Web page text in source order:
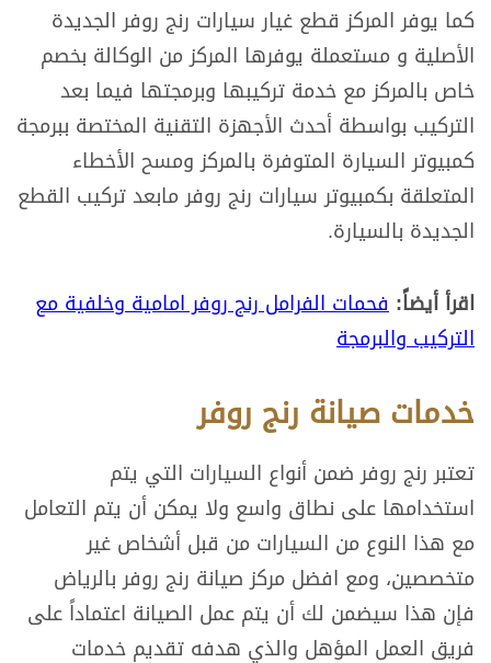
كما يوفر المركز قطع غيار سيارات رنج روفر الجديدة
الأصلية و مستعملة يوفرها المركز من الوكالة بخصم
خاص بالمركز مع خدمة تركيبها وبرمجتها فيما بعد
التركيب بواسطة أحدث الأجهزة التقنية المختصة ببرمجة
كمبيوتر السيارة المتوفرة بالمركز ومسح الأخطاء
المتعلقة بكمبيوتر سيارات رنج روفر مابعد تركيب القطع
الجديدة بالسيارة.
اقرأ أيضاً: فحمات الفرامل رنج روفر امامية وخلفية مع
التركيب والبرمجة
خدمات صيانة رنج روفر
تعتبر رنج روفر ضمن أنواع السيارات التي يتم
استخدامها على نطاق واسع ولا يمكن أن يتم التعامل
مع هذا النوع من السيارات من قبل أشخاص غير
متخصصين، ومع افضل مركز صيانة رنج روفر بالرياض
فإن هذا سيضمن لك أن يتم عمل الصيانة اعتماداً على
فريق العمل المؤهل والذي هدفه تقديم خدمات